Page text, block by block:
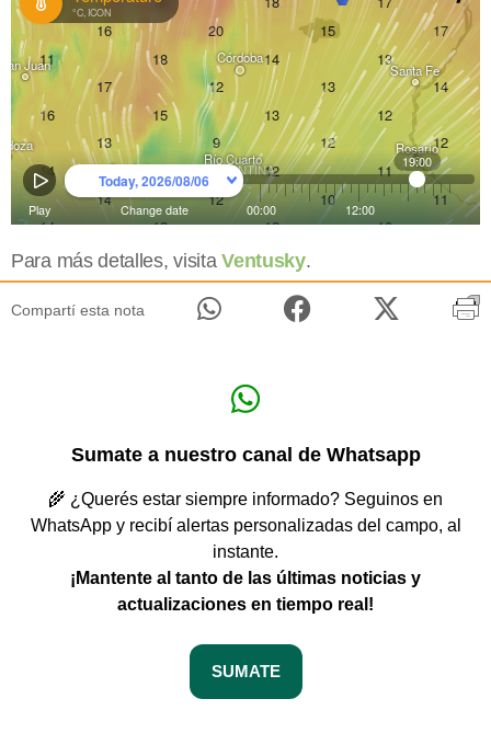
Para más detalles, visitaVentusky.
Compartí esta nota
Sumate a nuestro canal de Whatsapp
🌾 ¿Querés estar siempre informado? Seguinos en
WhatsApp y recibí alertas personalizadas del campo, al
instante.
¡Mantente al tanto de las últimas noticias y
actualizaciones en tiempo real!
SUMATE